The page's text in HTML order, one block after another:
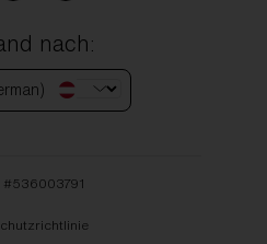
nach:
# 536003791